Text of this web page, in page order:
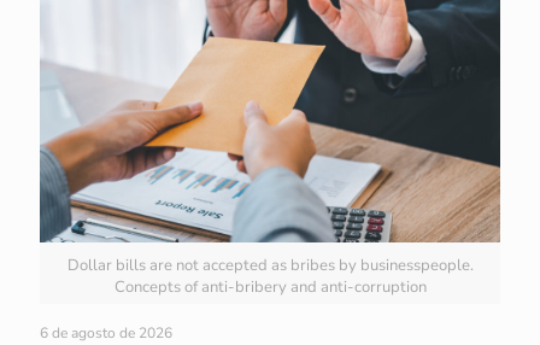
Dollar bills are not accepted as bribes by businesspeople.
Concepts of anti-bribery and anti-corruption
6 de agosto de 2026